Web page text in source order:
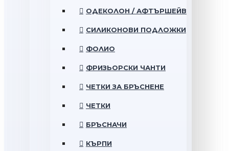
ОДЕКОЛОН / АФТЪРШЕЙВ
СИЛИКОНОВИ ПОДЛОЖКИ
ФОЛИО
ФРИЗЬОРСКИ ЧАНТИ
ЧЕТКИ ЗА БРЪСНЕНЕ
ЧЕТКИ
БРЪСНАЧИ
КЪРПИ